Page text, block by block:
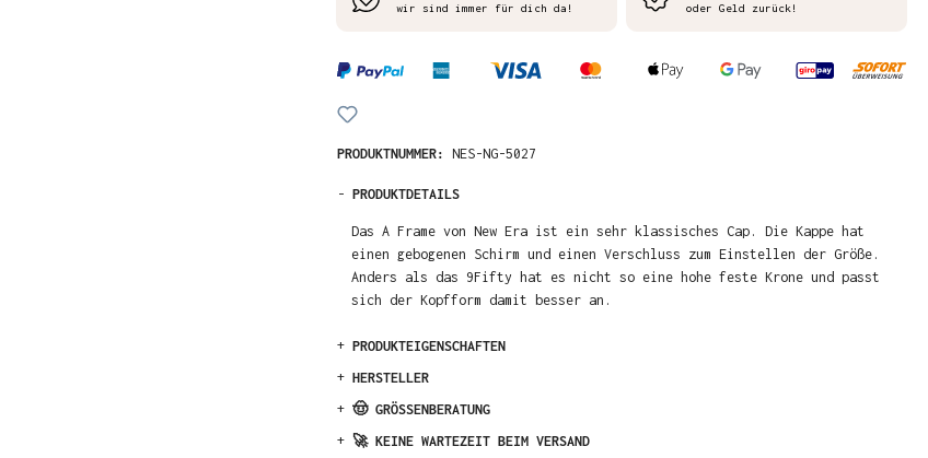
wir sind immer für dich da! oder Geld zurück!
PRODUKTNUMMER: NES-NG-5027
- PRODUKTDETAILS
Das A Frame von New Era ist ein sehr klassisches Cap. Die Kappe hat
einen gebogenen Schirm und einen Verschluss zum Einstellen der Größe.
Anders als das 9Fifty hat es nicht so eine hohe feste Krone und passt
sich der Kopfform damit besser an.
+ PRODUKTEIGENSCHAFTEN
+ HERSTELLER
+ 🤠 GRÖSSENBERATUNG
+ 🚀 KEINE WARTEZEIT BEIM VERSAND